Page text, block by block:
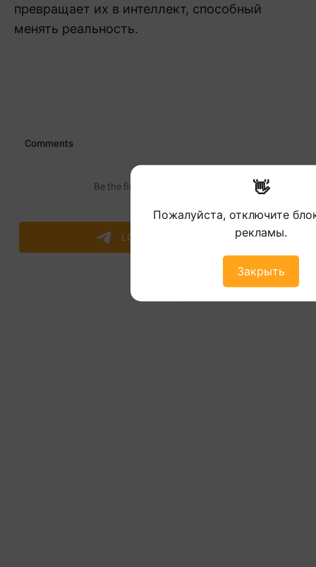
👋
Пожалуйста, отключите
рекламы.
Закрыть
превращает их в интеллект, способный
менять реальность.